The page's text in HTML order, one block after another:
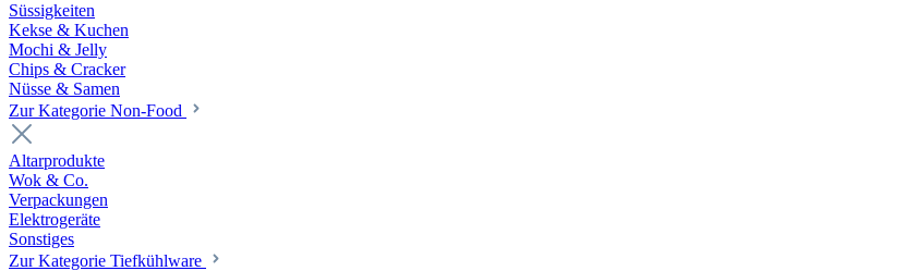
Süssigkeiten
Kekse & Kuchen
Mochi & Jelly
Chips & Cracker
Nüsse & Samen
Zur Kategorie Non-Food
Altarprodukte
Wok & Co.
Verpackungen
Elektrogeräte
Sonstiges
Zur Kategorie Tiefkühlware